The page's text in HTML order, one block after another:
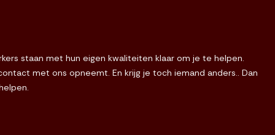
staan met hun eigen kwaliteiten klaar om je te helpen.
met ons opneemt. En krijg je toch iemand anders.. Dan